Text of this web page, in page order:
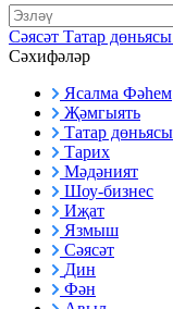
Сәясәт Татар дөньясы
Сәхифәләр
Ясалма Фәһем
Җәмгыять
Татар дөньясы
Тарих
Мәдәният
Шоу-бизнес
Иҗат
Язмыш
Сәясәт
Дин
Фән